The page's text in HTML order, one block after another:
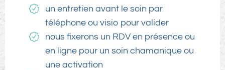
un entretien avant le soin par
téléphone ou visio pour valider
nous fixerons un RDV en présence ou
en ligne pour un soin chamanique ou
une activation